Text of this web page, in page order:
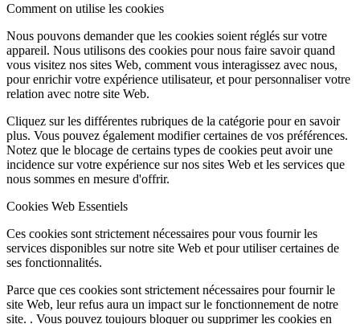
Comment on utilise les cookies
Nous pouvons demander que les cookies soient réglés sur votre
appareil. Nous utilisons des cookies pour nous faire savoir quand
vous visitez nos sites Web, comment vous interagissez avec nous,
pour enrichir votre expérience utilisateur, et pour personnaliser votre
relation avec notre site Web.
Cliquez sur les différentes rubriques de la catégorie pour en savoir
plus. Vous pouvez également modifier certaines de vos préférences.
Notez que le blocage de certains types de cookies peut avoir une
incidence sur votre expérience sur nos sites Web et les services que
nous sommes en mesure d'offrir.
Cookies Web Essentiels
Ces cookies sont strictement nécessaires pour vous fournir les
services disponibles sur notre site Web et pour utiliser certaines de
ses fonctionnalités.
Parce que ces cookies sont strictement nécessaires pour fournir le
site Web, leur refus aura un impact sur le fonctionnement de notre
site. . Vous pouvez toujours bloquer ou supprimer les cookies en